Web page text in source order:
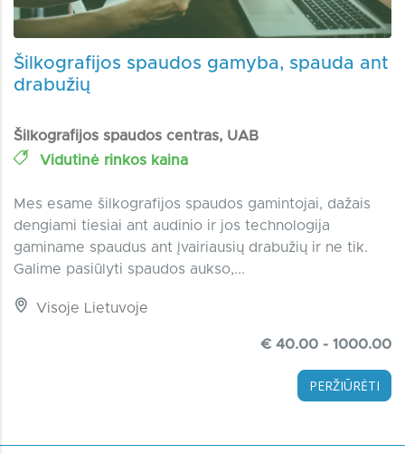
Šilkografijos spaudos gamyba, spauda ant
drabužių
Šilkografijos spaudos centras, UAB
Vidutinė rinkos kaina
Mes esame šilkografijos spaudos gamintojai, dažais
dengiami tiesiai ant audinio ir jos technologija
gaminame spaudus ant įvairiausių drabužių ir ne tik.
Galime pasiūlyti spaudos aukso,...
Visoje Lietuvoje
€ 40.00 - 1000.00
PERŽIŪRĖTI